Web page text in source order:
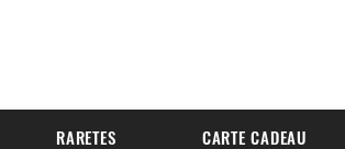
RARETES CARTE CADEAU